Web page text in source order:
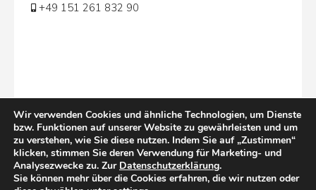
+49 151 261 832 90
Wir verwenden Cookies und ähnliche Technologien, um Dienste
bzw. Funktionen auf unserer Website zu gewährleisten und um
zu verstehen, wie Sie diese nutzen. Indem Sie auf „Zustimmen“
klicken, stimmen Sie deren Verwendung für Marketing- und
Analysezwecke zu. Zur Datenschutzerklärung.
Sie können mehr über die Cookies erfahren, die wir nutzen oder